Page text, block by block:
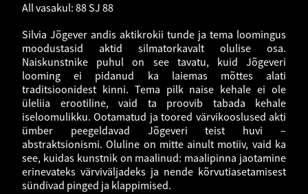
All vasakul: 88 SJ 88
Silvia Jõgever andis aktikrokii tunde ja tema loomingus
moodustasid aktid silmatorkavalt olulise osa.
Naiskunstnike puhul on see tavatu, kuid Jõgeveri
looming ei pidanud ka laiemas mõttes alati
traditsioonidest kinni. Tema pilk naise kehale ei ole
üleliia erootiline, vaid ta proovib tabada kehale
iseloomulikku. Ootamatud ja toored värvikooslused akti
ümber peegeldavad Jõgeveri teist huvi –
abstraktsionismi. Oluline on mitte ainult motiiv, vaid ka
see, kuidas kunstnik on maalinud: maalipinna jaotamine
erinevateks värviväljadeks ja nende kõrvutiasetamisest
sündivad pinged ja klappimised.